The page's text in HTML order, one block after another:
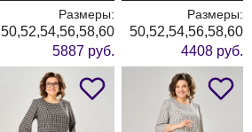
Размеры:
50,52,54,56,58,60
5887 руб.
Размеры:
50,52,54,56,58,60
4408 руб.